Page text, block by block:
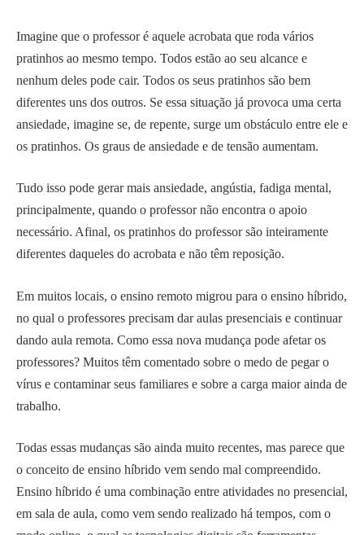
Imagine que o professor é aquele acrobata que roda vários
pratinhos ao mesmo tempo. Todos estão ao seu alcance e
nenhum deles pode cair. Todos os seus pratinhos são bem
diferentes uns dos outros. Se essa situação já provoca uma certa
ansiedade, imagine se, de repente, surge um obstáculo entre ele e
os pratinhos. Os graus de ansiedade e de tensão aumentam.
Tudo isso pode gerar mais ansiedade, angústia, fadiga mental,
principalmente, quando o professor não encontra o apoio
necessário. Afinal, os pratinhos do professor são inteiramente
diferentes daqueles do acrobata e não têm reposição.
Em muitos locais, o ensino remoto migrou para o ensino híbrido,
no qual o professores precisam dar aulas presenciais e continuar
dando aula remota. Como essa nova mudança pode afetar os
professores? Muitos têm comentado sobre o medo de pegar o
vírus e contaminar seus familiares e sobre a carga maior ainda de
trabalho.
Todas essas mudanças são ainda muito recentes, mas parece que
o conceito de ensino híbrido vem sendo mal compreendido.
Ensino híbrido é uma combinação entre atividades no presencial,
em sala de aula, como vem sendo realizado há tempos, com o